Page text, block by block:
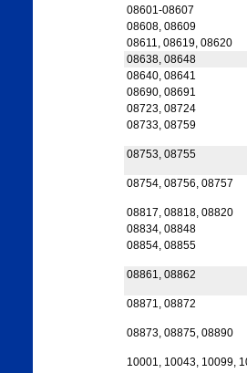
08601-08607
08608, 08609
08611, 08619, 08620
08638, 08648
08640, 08641
08690, 08691
08723, 08724
08733, 08759
08753, 08755
08754, 08756, 08757
08817, 08818, 08820
08834, 08848
08854, 08855
08861, 08862
08871, 08872
08873, 08875, 08890
10001, 10043, 10099,